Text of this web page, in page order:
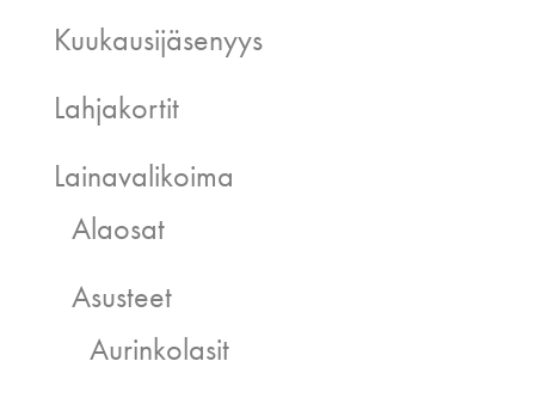
Kuukausijäsenyys
Lahjakortit
Lainavalikoima
Alaosat
Asusteet
Aurinkolasit